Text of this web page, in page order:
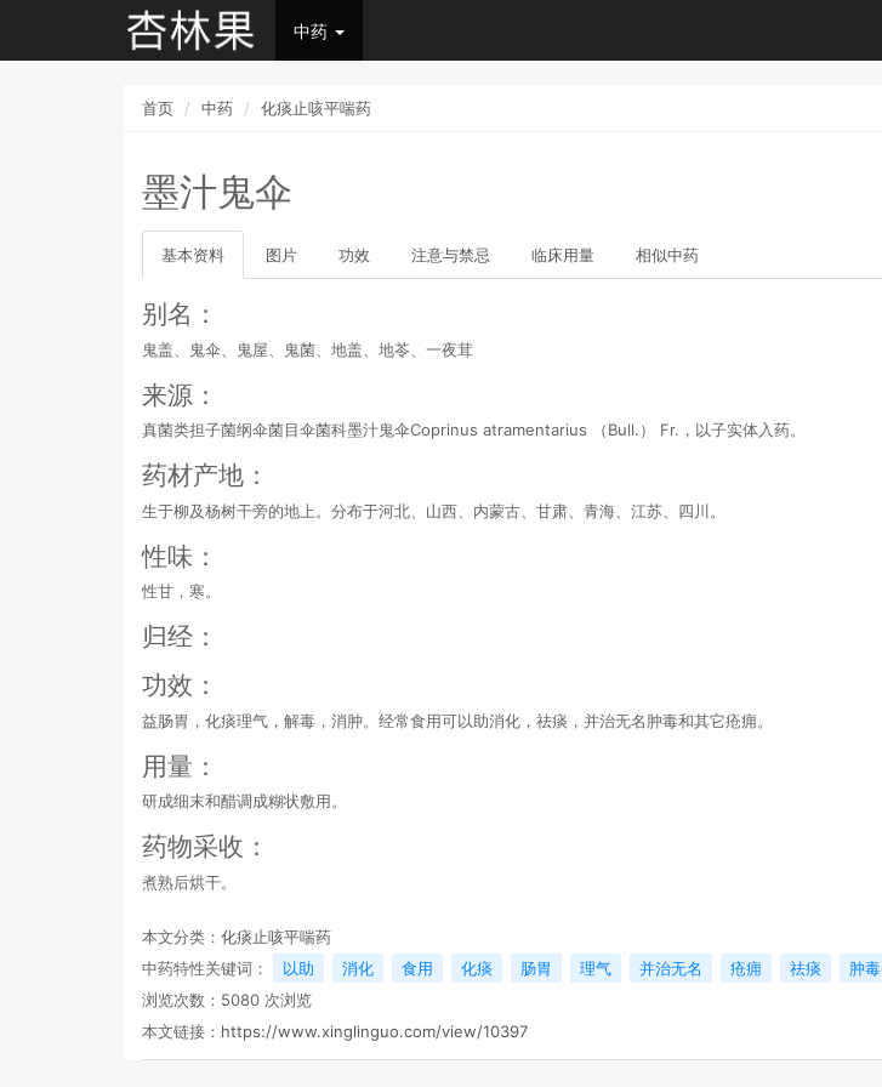
中药
首页 中药 化痰止咳平喘药
墨汁鬼伞
基本资料 图片 功效 注意与禁忌 临床用量 相似中药
别名：
鬼盖、鬼伞、鬼屋、鬼菌、地盖、地苓、一夜茸
来源：
真菌类担子菌纲伞菌目伞菌科墨汁鬼伞Coprinus atramentarius （Bull.） Fr.，以子实体入药。
药材产地：
生于柳及杨树干旁的地上。分布于河北、山西、内蒙古、甘肃、青海、江苏、四川。
性味：
性甘，寒。
归经：
功效：
益肠胃，化痰理气，解毒，消肿。经常食用可以助消化，祛痰，并治无名肿毒和其它疮痈。
用量：
研成细末和醋调成糊状敷用。
药物采收：
煮熟后烘干。
本文分类： 化痰止咳平喘药
中药特性关键词：
以助 消化 食用 化痰 肠胃 理气 并治无名 疮痈 祛痰 肿毒
浏览次数： 5080 次浏览
本文链接： https://www.xinglinguo.com/view/10397